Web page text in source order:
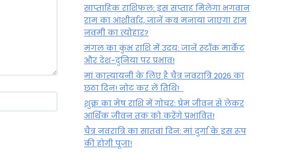
साप्ताहिक राशिफल: इस सप्ताह मिलेगा भगवान
राम का आशीर्वाद, जानें कब मनाया जाएगा राम
नवमी का त्योहार?
मंगल का कुंभ राशि में उदय: जानें स्‍टॉक मार्केट
और देश-दुनिया पर प्रभाव!
मां कात्‍यायनी के लिए है चैत्र नवरात्रि 2026 का
छठा दिन! नोट कर लें तिथि!
शुक्र का मेष राशि में गोचर: प्रेम जीवन से लेकर
आर्थिक जीवन तक को करेंगे प्रभावित!
चैत्र नवरात्रि का सातवां दिन: मां दुर्गा के इस रूप
की होगी पूजा!